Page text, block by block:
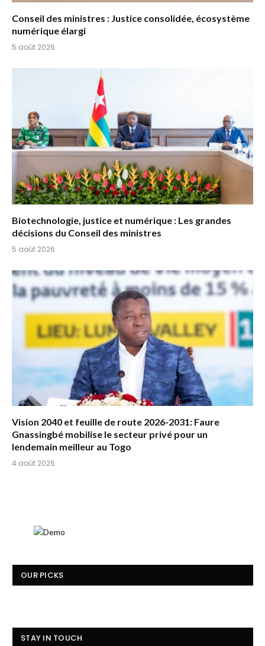
Conseil des ministres : Justice consolidée, écosystème
numérique élargi
5 août 2026
Biotechnologie, justice et numérique : Les grandes
décisions du Conseil des ministres
5 août 2026
Vision 2040 et feuille de route 2026-2031: Faure
Gnassingbé mobilise le secteur privé pour un
lendemain meilleur au Togo
4 août 2026
OUR PICKS
STAY IN TOUCH